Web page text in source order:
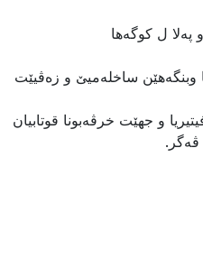
په‌لا ل كوگه‌ها
وبنگه‌هێن ساخله‌میێ و زه‌ڤیێت
و جهێت خرڤه‌بونا قوتابیان
ڤه‌گر.